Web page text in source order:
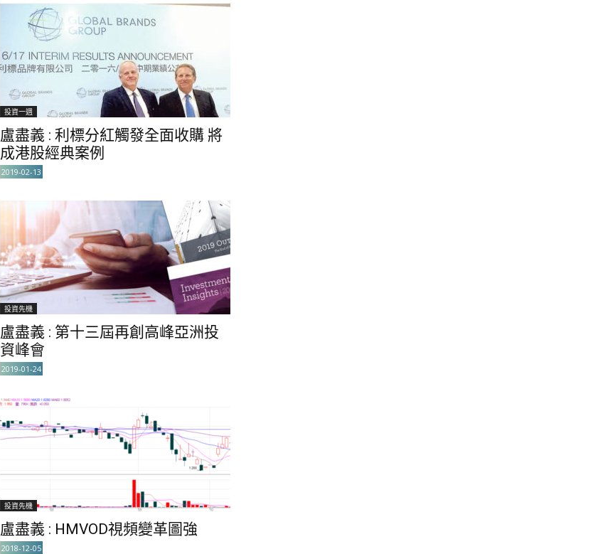
投資一週
盧盡義 : 利標分紅觸發全面收購 將
成港股經典案例
2019-02-13
投資先機
盧盡義 : 第十三屆再創高峰亞洲投
資峰會
2019-01-24
投資先機
盧盡義 : HMVOD視頻變革圖強
2018-12-05